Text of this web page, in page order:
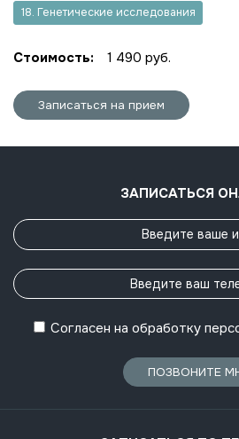
18. Генетические исследования
Стоимость: 1 490 руб.
Записаться на прием
ЗАПИСАТЬСЯ
Согласен на обработку
ПОЗВОНИТЕ